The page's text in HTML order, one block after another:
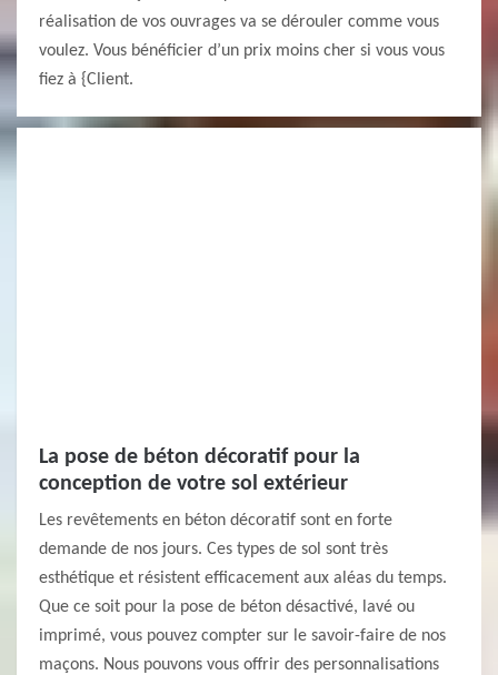
réalisation de vos ouvrages va se dérouler comme vous
voulez. Vous bénéficier d’un prix moins cher si vous vous
fiez à {Client.
La pose de béton décoratif pour la
conception de votre sol extérieur
Les revêtements en béton décoratif sont en forte
demande de nos jours. Ces types de sol sont très
esthétique et résistent efficacement aux aléas du temps.
Que ce soit pour la pose de béton désactivé, lavé ou
imprimé, vous pouvez compter sur le savoir-faire de nos
maçons. Nous pouvons vous offrir des personnalisations